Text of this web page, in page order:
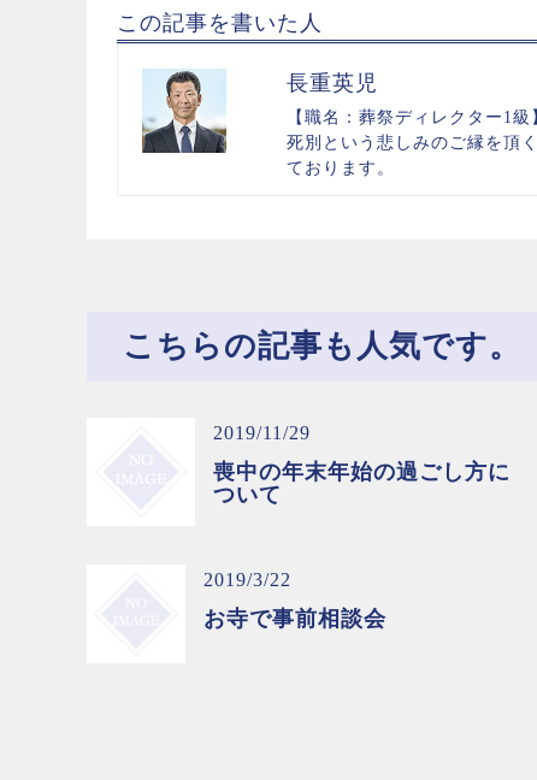
この記事を書いた人
長重英児
【職名：葬祭ディレクター1級
死別という悲しみのご縁を頂
ております。
こちらの記事も人気です。
2019/11/29
喪中の年末年始の過ごし方に
ついて
2019/3/22
お寺で事前相談会